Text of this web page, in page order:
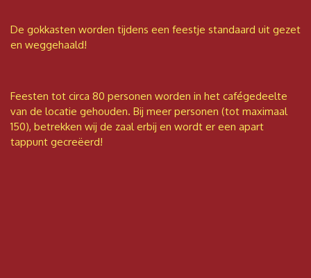
De gokkasten worden tijdens een feestje standaard uit gezet
en weggehaald!
Feesten tot circa 80 personen worden in het cafégedeelte
van de locatie gehouden. Bij meer personen (tot maximaal
150), betrekken wij de zaal erbij en wordt er een apart
tappunt gecreëerd!